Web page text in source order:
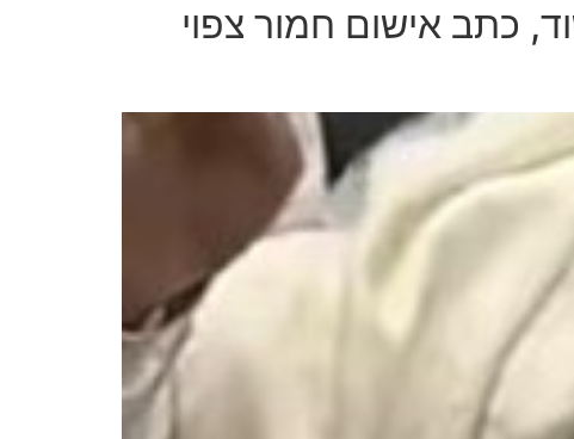
כתב אישום חמור צפוי